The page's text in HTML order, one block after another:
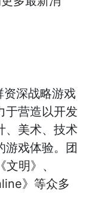
深战略游戏
于营造以开发
、美术、技术
游戏体验。团
明》、
》等众多